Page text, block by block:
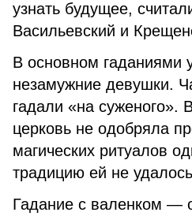
узнать будущее,
Васильевский и
В основном гаданиями
незамужние девушки.
гадали «на суженого».
церковь не одобряла
магических ритуалов
традицию ей не
Гадание с валенком —